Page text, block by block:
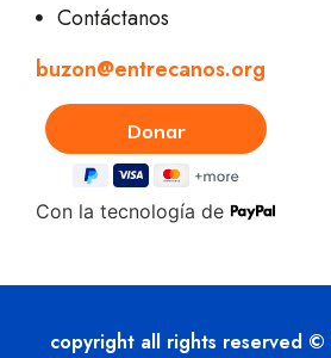
Contáctanos
buzon@entrecanos.org
Con la tecnología de
copyright all rights reserved ©